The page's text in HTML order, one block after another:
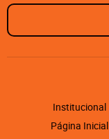
Institucional
Página Inicial